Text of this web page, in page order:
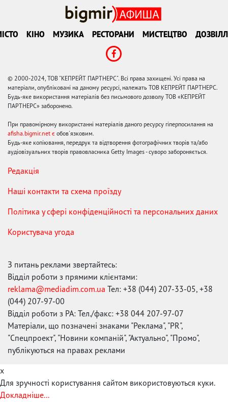
КІНО МУЗИКА РЕСТОРАНИ МИСТЕЦТВО
© 2000-2024, ТОВ "КЕПРЕЙТ ПАРТНЕРС". Всі права захищені. Усі права на
матеріали, опубліковані на даному ресурсі, належать ТОВ КЕПРЕЙТ ПАРТНЕРС.
Будь-яке використання матеріалів без письмового дозволу ТОВ «КЕПРЕЙТ
ПАРТНЕРС» заборонено.
При правомірному використанні матеріалів даного ресурсу гіперпосилання на
afisha.bigmir.net є обов'язковим.
Будь-яке копіювання, передрук та відтворення фотографічних творів та/або
аудіовізуальних творів правовласника Getty Images - суворо забороняється.
Редакція
Наші контакти та схема проїзду
Політика у сфері конфіденційності та персональних даних
Користувача угода
З питань реклами звертайтесь:
Відділ роботи з прямими клієнтами:
reklama@mediadim.com.ua Тел: +38 (044) 207-33-05, +38
(044) 207-97-00
Відділ роботи з РА: Тел./факс: +38 044 207-97-07
Матеріали, що позначені знаками "Реклама", "PR",
"Спецпроект", "Новини компаній", "Актуально", "Промо",
публікуються на правах реклами
x
Для зручності користування сайтом використовуються куки.
Докладніше...